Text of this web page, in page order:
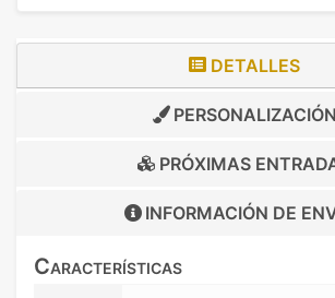
DETALLES
PERSONALIZACIÓN
PRÓXIMAS
INFORMACIÓN DE
Características